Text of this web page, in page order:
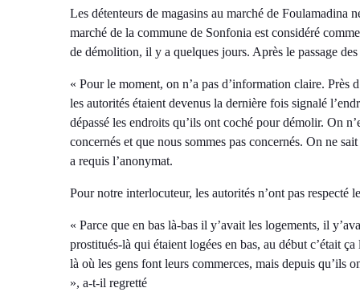
Les détenteurs de magasins au marché de Foulamadina
marché de la commune de Sonfonia est considéré
de démolition, il y a quelques jours. Après le passage
« Pour le moment, on n’a pas d’information claire. Près
les autorités étaient devenus la dernière fois signalé
dépassé les endroits qu’ils ont coché pour démolir. On
concernés et que nous sommes pas concernés. On ne
a requis l’anonymat.
Pour notre interlocuteur, les autorités n’ont pas respecté
« Parce que en bas là-bas il y’avait les logements, il
prostitués-là qui étaient logées en bas, au début c’était
là où les gens font leurs commerces, mais depuis qu’ils
», a-t-il regretté